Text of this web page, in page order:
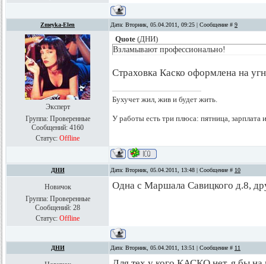
Zmeyka-Elen Дата: Вторник, 05.04.2011, 09:25 | Сообщение # 9
Эксперт
Группа: Проверенные
Сообщений: 4160
Статус: Offline
Quote (ДНИ)
Взламывают профессионально!
Страховка Каско оформлена на
Бухучет жил, жив и будет жить.
У работы есть три плюса: пятница, зарплата
ДНИ Дата: Вторник, 05.04.2011, 13:48 | Сообщение # 10
Новичок
Группа: Проверенные
Сообщений: 28
Статус: Offline
Одна с Маршала Савицкого д.8,
ДНИ Дата: Вторник, 05.04.2011, 13:51 | Сообщение # 11